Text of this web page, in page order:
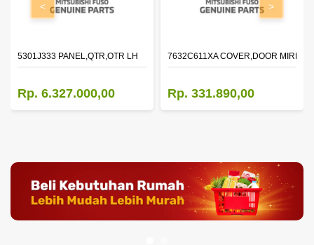
5301J333 PANEL,QTR,OTR LH
Rp. 6.327.000,00
7632C611XA COVER,DOOR
Rp. 331.890,00
< >